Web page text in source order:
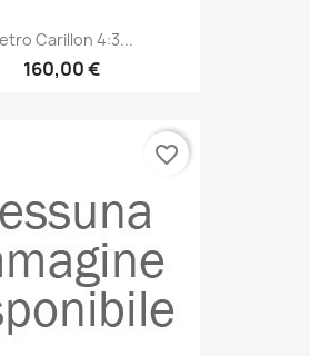
Carillon 4:3...
160,00 €
favorite_border